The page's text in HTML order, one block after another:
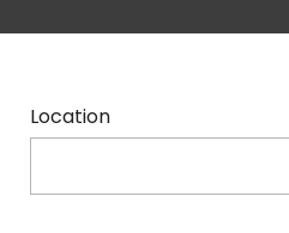
Location